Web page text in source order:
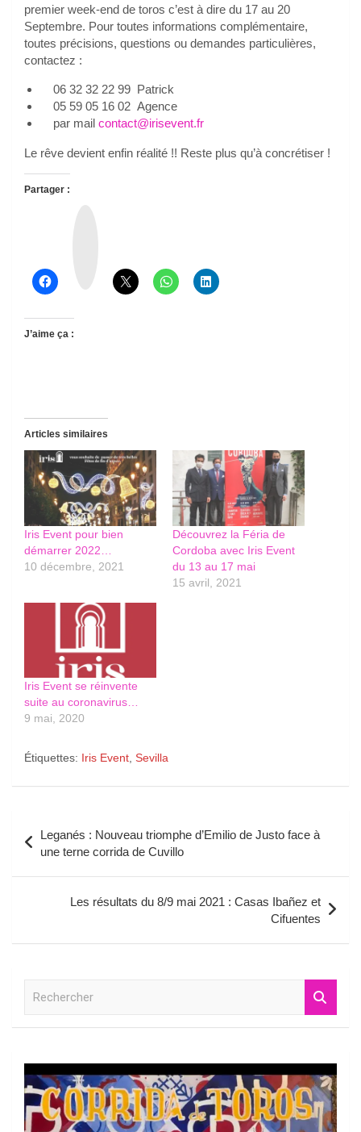
premier week-end de toros c’est à dire du 17 au 20
Septembre. Pour toutes informations complémentaire,
toutes précisions, questions ou demandes particulières,
contactez :
06 32 32 22 99 Patrick
05 59 05 16 02 Agence
par mail contact@irisevent.fr
Le rêve devient enfin réalité !! Reste plus qu’à concrétiser !
Partager :
J’aime ça :
Articles similaires
Iris Event pour bien
démarrer 2022…
10 décembre, 2021
Découvrez la Féria de
Cordoba avec Iris Event
du 13 au 17 mai
15 avril, 2021
Iris Event se réinvente
suite au coronavirus…
9 mai, 2020
Étiquettes: Iris Event, Sevilla
de
l’article
Leganés : Nouveau triomphe d’Emilio de Justo face à
une terne corrida de Cuvillo
Les résultats du 8/9 mai 2021 : Casas Ibañez et
Cifuentes
r
c
h
e